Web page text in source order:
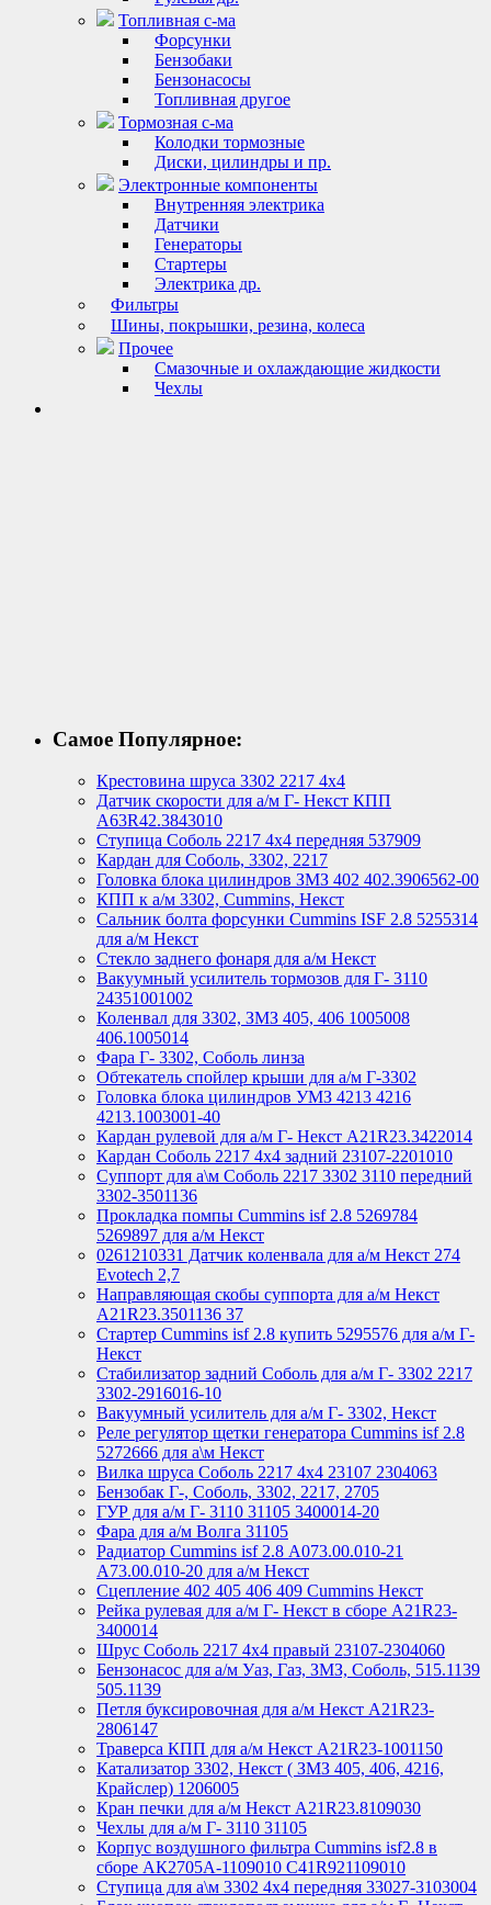
Топливная с-ма
Форсунки
Бензобаки
Бензонасосы
Топливная другое
Тормозная с-ма
Колодки тормозные
Диски, цилиндры и пр.
Электронные компоненты
Внутренняя электрика
Датчики
Генераторы
Стартеры
Электрика др.
Фильтры
Шины, покрышки, резина, колеса
Прочее
Смазочные и охлаждающие жидкости
Чехлы
Самое Популярное:
Крестовина шруса 3302 2217 4х4
Датчик скорости для а/м Г- Некст КПП
А63R42.3843010
Ступица Соболь 2217 4х4 передняя 537909
Кардан для Соболь, 3302, 2217
Головка блока цилиндров ЗМЗ 402 402.3906562-00
КПП к а/м 3302, Cummins, Некст
Сальник болта форсунки Cummins ISF 2.8 5255314
для а/м Некст
Стекло заднего фонаря для а/м Некст
Вакуумный усилитель тормозов для Г- 3110
24351001002
Коленвал для 3302, ЗМЗ 405, 406 1005008
406.1005014
Фара Г- 3302, Соболь линза
Обтекатель спойлер крыши для а/м Г-3302
Головка блока цилиндров УМЗ 4213 4216
4213.1003001-40
Кардан рулевой для а/м Г- Некст А21R23.3422014
Кардан Соболь 2217 4х4 задний 23107-2201010
Суппорт для а\м Соболь 2217 3302 3110 передний
3302-3501136
Прокладка помпы Cummins isf 2.8 5269784
5269897 для а/м Некст
0261210331 Датчик коленвала для а/м Некст 274
Evotech 2,7
Направляющая скобы суппорта для а/м Некст
A21R23.3501136 37
Стартер Cummins isf 2.8 купить 5295576 для а/м Г-
Некст
Стабилизатор задний Соболь для а/м Г- 3302 2217
3302-2916016-10
Вакуумный усилитель для а/м Г- 3302, Некст
Реле регулятор щетки генератора Cummins isf 2.8
5272666 для а\м Некст
Вилка шруса Соболь 2217 4х4 23107 2304063
Бензобак Г-, Соболь, 3302, 2217, 2705
ГУР для а/м Г- 3110 31105 3400014-20
Фара для а/м Волга 31105
Радиатор Cummins isf 2.8 А073.00.010-21
А73.00.010-20 для а/м Некст
Сцепление 402 405 406 409 Cummins Некст
Рейка рулевая для а/м Г- Некст в сборе А21R23-
3400014
Шрус Соболь 2217 4х4 правый 23107-2304060
Бензонасос для а/м Уаз, Газ, ЗМЗ, Соболь, 515.1139
505.1139
Петля буксировочная для а/м Некст A21R23-
2806147
Траверса КПП для а/м Некст A21R23-1001150
Катализатор 3302, Некст ( ЗМЗ 405, 406, 4216,
Крайслер) 1206005
Кран печки для а/м Некст A21R23.8109030
Чехлы для а/м Г- 3110 31105
Корпус воздушного фильтра Cummins isf2.8 в
сборе АК2705А-1109010 С41R921109010
Ступица для а\м 3302 4х4 передняя 33027-3103004